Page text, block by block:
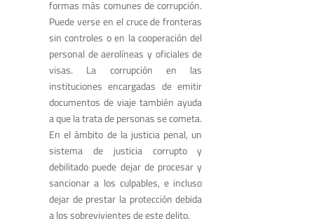
formas más comunes de corrupción.
Puede verse en el cruce de fronteras
sin controles o en la cooperación del
personal de aerolíneas y oficiales de
visas. La corrupción en las
instituciones encargadas de emitir
documentos de viaje también ayuda
a que la trata de personas se cometa.
En el ámbito de la justicia penal, un
sistema de justicia corrupto y
debilitado puede dejar de procesar y
sancionar a los culpables, e incluso
dejar de prestar la protección debida
a los sobrevivientes de este delito.